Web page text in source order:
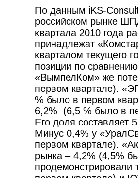
По данным iKS-
российском рынке
квартала 2010 года
принадлежат
кварталом текущего
позиции по
«ВымпелКом» же
первом квартале).
% было в первом
6,2% (6,5 % было в
Его доля
Минус 0,4% у
первом квартале).
рынка – 4,2% (4,5%
продемонстрировали